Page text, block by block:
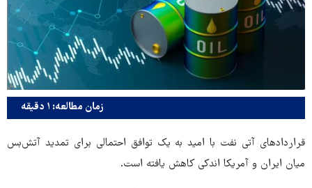
زمان مطالعه: ۱ دقیقه
قراردادهای آتی نفت با امید به یک توافق احتمالی برای تمدید آتش‌بس
میان ایران و آمریکا اندکی کاهش یافته است.